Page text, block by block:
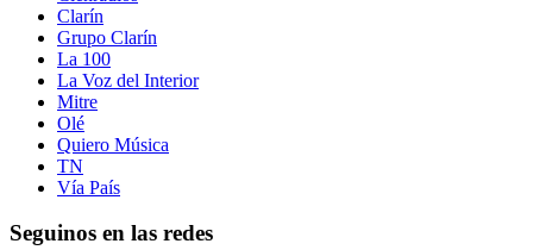
Clarín
Grupo Clarín
La 100
La Voz del Interior
Mitre
Olé
Quiero Música
TN
Vía País
Seguinos en las redes